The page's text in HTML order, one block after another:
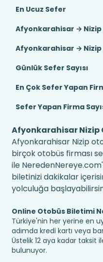
En Ucuz Sefer
Afyonkarahisar → Nizip
Afyonkarahisar → Nizip
Günlük Sefer Sayısı
En Çok Sefer Yapan
Sefer Yapan Firma
Afyonkarahisar Nizip
Afyonkarahisar Nizip
birçok otobüs firması
ile
biletinizi dakikalar
yolculuğa
Online Otobüs Biletimi
Türkiye'nin her yerine en
adımda kredi kartı veya
Üstelik 12 aya kadar taksit
bulunuyor.